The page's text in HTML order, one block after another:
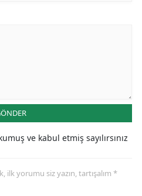
ve kabul etmiş sayılırsınız
yorumu siz yazın, tartışalım *